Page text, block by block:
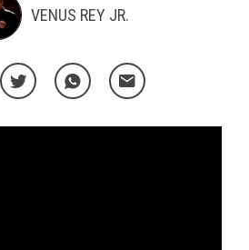
VENUS REY JR.